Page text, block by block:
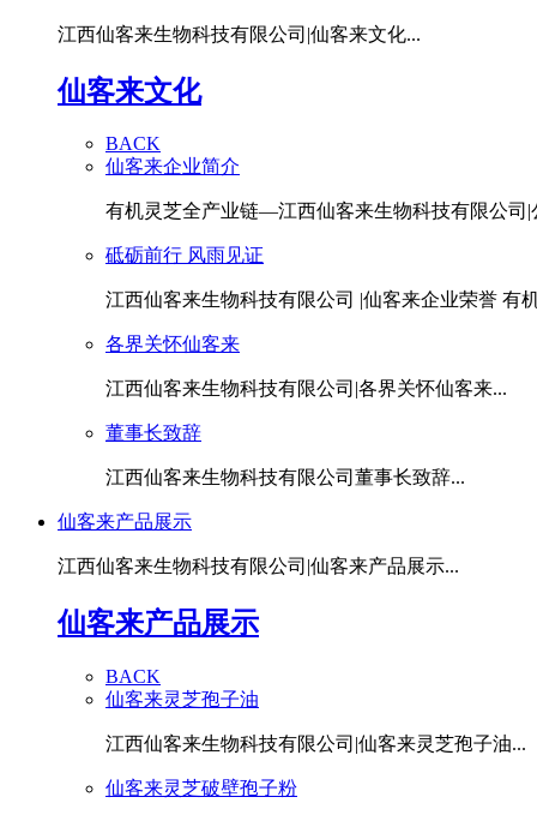
江西仙客来生物科技有限公司|仙客来文化...
仙客来文化
BACK
仙客来企业简介
有机灵芝全产业链—江西仙客来生物科技有限公司|
砥砺前行 风雨见证
江西仙客来生物科技有限公司 |仙客来企业荣誉 有
各界关怀仙客来
江西仙客来生物科技有限公司|各界关怀仙客来...
董事长致辞
江西仙客来生物科技有限公司董事长致辞...
仙客来产品展示
江西仙客来生物科技有限公司|仙客来产品展示...
仙客来产品展示
BACK
仙客来灵芝孢子油
江西仙客来生物科技有限公司|仙客来灵芝孢子油...
仙客来灵芝破壁孢子粉